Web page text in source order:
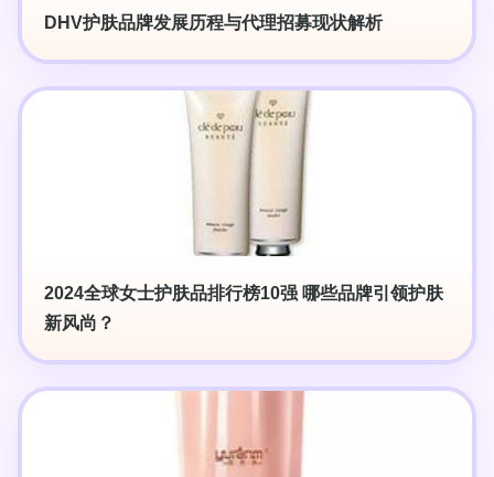
DHV护肤品牌发展历程与代理招募现状解析
2024全球女士护肤品排行榜10强 哪些品牌引领护肤
新风尚？